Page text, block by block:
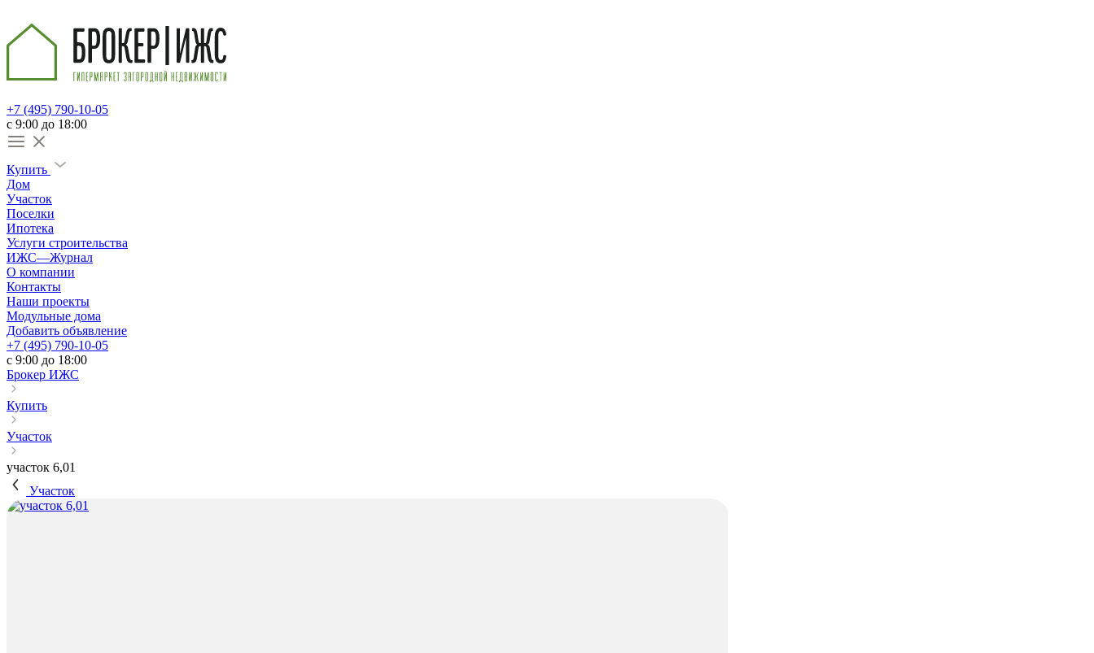
+7 (495) 790-10-05
c 9:00 до 18:00
Купить
Дом
Участок
Поселки
Ипотека
Услуги строительства
ИЖС—Журнал
О компании
Контакты
Наши проекты
Модульные дома
Добавить объявление
+7 (495) 790-10-05
c 9:00 до 18:00
Брокер ИЖС
Купить
Участок
участок 6,01
Участок